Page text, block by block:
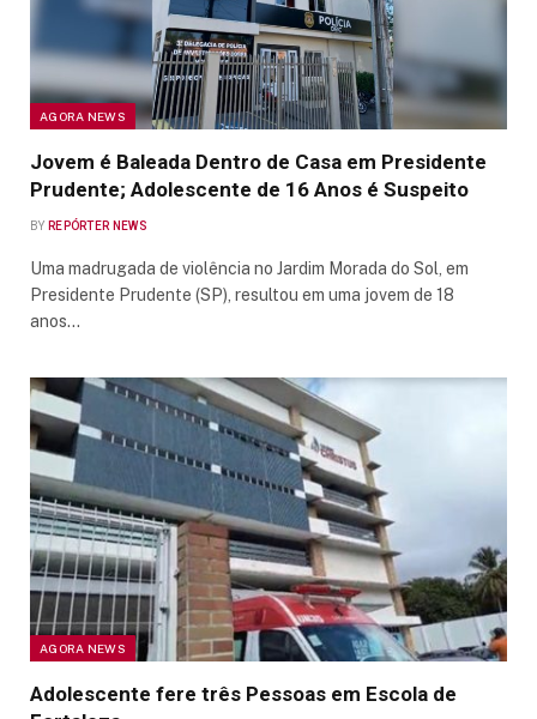
AGORA NEWS
Jovem é Baleada Dentro de Casa em Presidente
Prudente; Adolescente de 16 Anos é Suspeito
BY REPÓRTER NEWS
Uma madrugada de violência no Jardim Morada do Sol, em
Presidente Prudente (SP), resultou em uma jovem de 18
anos…
AGORA NEWS
Adolescente fere três Pessoas em Escola de